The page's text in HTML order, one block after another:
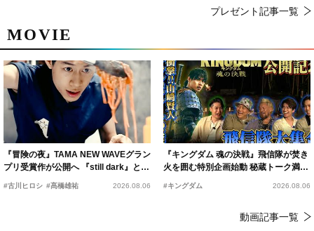
MOVIE
『冒険の夜』TAMA NEW WAVEグラン
プリ受賞作が公開へ 『still dark』と同
#古川ヒロシ #髙橋雄祐 2026.08.06
『キングダム 魂の決戦』飛信隊が焚き
火を囲む特別企画始動 秘蔵トーク満載
#キングダム 2026.08.06
動画記事一覧
プレゼント記事一覧